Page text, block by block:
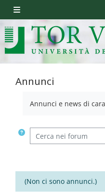
Pannello laterale
Annunci
Annunci e news di
Cerca nei forum
(Non ci sono annunci.)